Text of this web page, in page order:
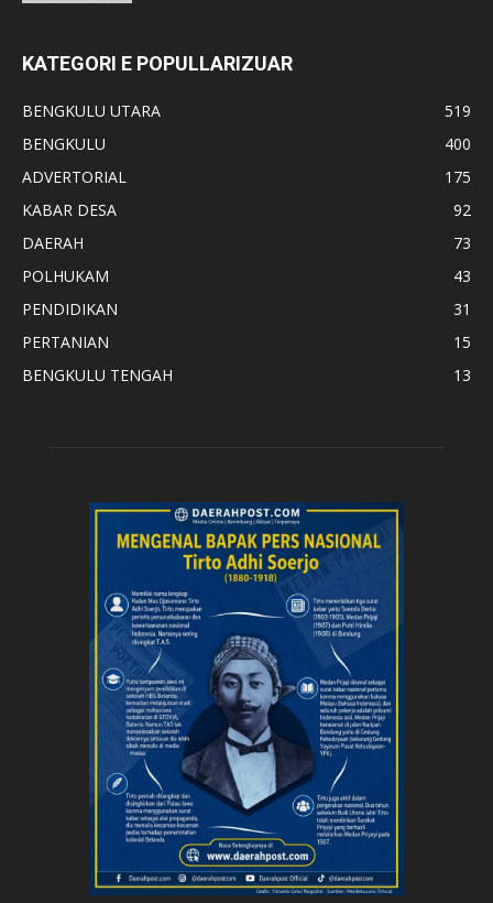
KATEGORI E POPULLARIZUAR
BENGKULU UTARA
519
BENGKULU
400
ADVERTORIAL
175
KABAR DESA
92
DAERAH
73
POLHUKAM
43
PENDIDIKAN
31
PERTANIAN
15
BENGKULU TENGAH
13